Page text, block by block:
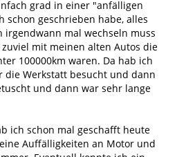
grad in einer "anfälligen
schon geschrieben habe, alles
irgendwann mal wechseln muss
mit meinen alten Autos die
100000km waren. Da hab ich
die Werkstatt besucht und dann
und dann war sehr lange
ich schon mal geschafft heute
Auffälligkeiten an Motor und